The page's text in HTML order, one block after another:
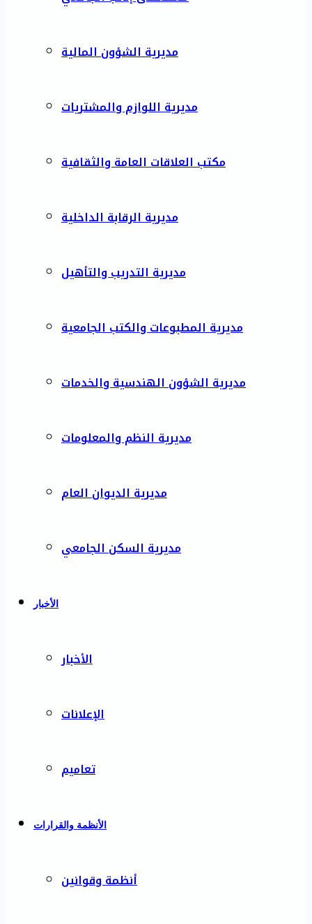
مديرية الشؤون المالية
مديرية اللوازم والمشتريات
مكتب العلاقات العامة والثقافية
مديرية الرقابة الداخلية
مديرية التدريب والتأهيل
مديرية المطبوعات والكتب الجامعية
مديرية الشؤون الهندسية والخدمات
مديرية النظم والمعلومات
مديرية الديوان العام
مديرية السكن الجامعي
الأخبار
الأخبار
الإعلانات
تعاميم
الأنظمة والقرارات
أنظمة وقوانين